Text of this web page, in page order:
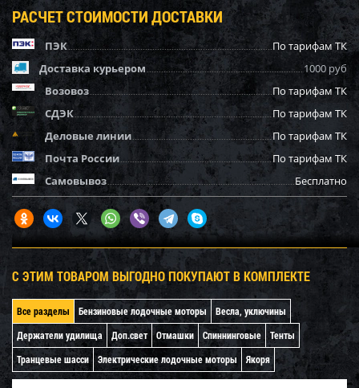
РАСЧЕТ СТОИМОСТИ ДОСТАВКИ
ПЭК
По тарифам ТК
Доставка курьером
1000 руб
Возовоз
По тарифам ТК
СДЭК
По тарифам ТК
Деловые линии
По тарифам ТК
Почта России
По тарифам ТК
Самовывоз
Бесплатно
С ЭТИМ ТОВАРОМ ВЫГОДНО ПОКУПАЮТ В КОМПЛЕКТЕ
Все разделы Бензиновые лодочные моторы
Весла, уключины
Держатели удилища
Доп.свет Отмашки Спиннинговые
Тенты
Транцевые шасси
Электрические лодочные моторы Якоря